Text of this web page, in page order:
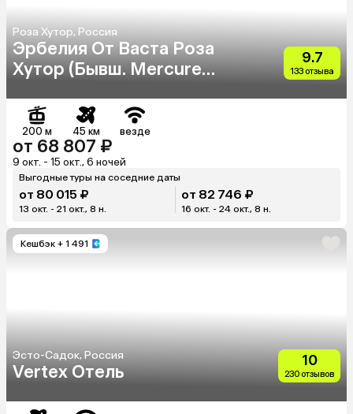
Роза Хутор, Россия
Эрбелия От Васта Роза
Хутор (Бывш. Mercure
9.7
133 отзыва
200 м 45 км везде
от 68 807 ₽
9 окт. - 15 окт., 6 ночей
Выгодные туры на соседние даты
от 80 015 ₽
13 окт. - 21 окт., 8 н.
от 82 746 ₽
16 окт. - 24 окт., 8 н.
Кешбэк + 1 491
Эсто-Садок, Россия
Vertex Отель
10
230 отзывов